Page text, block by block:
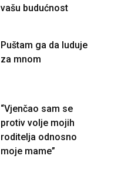
vašu budućnost
Puštam ga da luduje
za mnom
“Vjenčao sam se
protiv volje mojih
roditelja odnosno
moje mame”